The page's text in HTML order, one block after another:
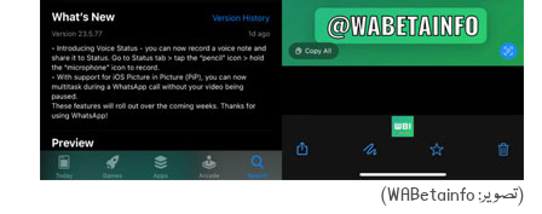
(تصویر: WABetainfo)